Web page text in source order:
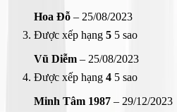
Hoa Đỗ – 25/08/2023
Được xếp hạng 5 5 sao
Vũ Diễm – 25/08/2023
Được xếp hạng 4 5 sao
Minh Tâm 1987 – 29/12/2023